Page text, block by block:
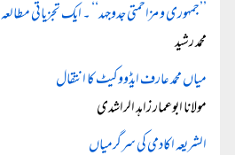
’’جمہوری و مزاحمتی جدوجہد‘‘ ۔ ایک تجزیاتی مطالعہ
محمد رشید
میاں محمد عارف ایڈووکیٹ کا انتقال
مولانا ابوعمار زاہد الراشدی
الشریعہ اکادمی کی سرگرمیاں